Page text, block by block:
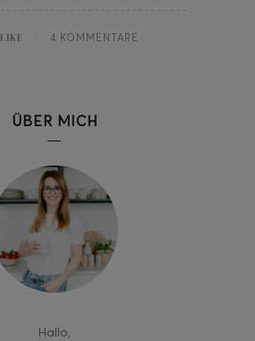
LIKE 4 KOMMENTARE
ÜBER MICH
Hallo,